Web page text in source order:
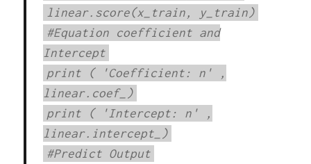
linear.score(x_train, y_train)
#Equation coefficient and
Intercept
print
( 'Coefficient: n'
,
linear.coef_)
print
( 'Intercept: n'
,
linear.intercept_)
#Predict Output